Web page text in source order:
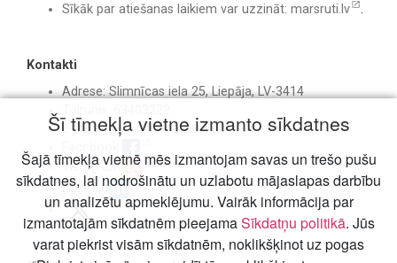
Sīkāk par atiešanas laikiem var uzzināt: marsruti.lv .
Kontakti
Adrese: Slimnīcas iela 25, Liepāja, LV-3414
E-pasts:birojs@liepajasslimnica.lv
Instagram
Linkedin
Šī tīmekļa vietne izmanto sīkdatnes
Šajā tīmekļa vietnē mēs izmantojam savas un trešo pušu
sīkdatnes, lai nodrošinātu un uzlabotu mājaslapas darbību
un analizētu apmeklējumu. Vairāk informācija par
izmantotajām sīkdatnēm pieejamaSīkdatņu politikā. Jūs
varat piekrist visām sīkdatnēm, noklikšķinot uz pogas